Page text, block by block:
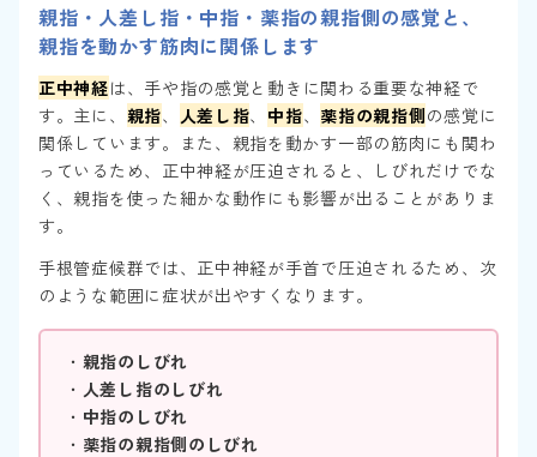
親指・人差し指・中指・薬指の親指側の感覚と、
親指を動かす筋肉に関係します
正中神経は、手や指の感覚と動きに関わる重要な神経で
す。主に、 親指、 人差し指、 中指、 薬指の親指側の感覚に
関係しています。また、親指を動かす一部の筋肉にも関わ
っているため、正中神経が圧迫されると、しびれだけでな
く、親指を使った細かな動作にも影響が出ることがありま
す。
手根管症候群では、正中神経が手首で圧迫されるため、次
のような範囲に症状が出やすくなります。
・ 親指のしびれ
・ 人差し指のしびれ
・ 中指のしびれ
・ 薬指の親指側のしびれ